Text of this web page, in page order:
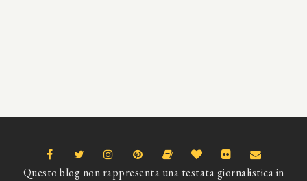
Questo blog non rappresenta una testata giornalistica in